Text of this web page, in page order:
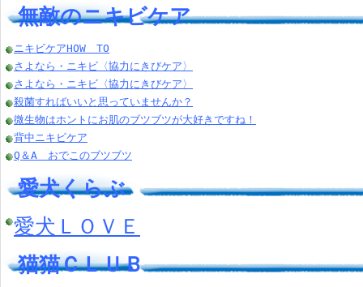
無敵のニキビケア
ニキビケアHOW TO
さよなら・ニキビ〈協力にきびケア〉
さよなら・ニキビ〈協力にきびケア〉
殺菌すればいいと思っていませんか？
微生物はホントにお肌のブツブツが大好きですね！
背中ニキビケア
Q＆A おでこのブツブツ
愛犬くらぶ
愛犬ＬＯＶＥ
猫猫ＣＬＵＢ